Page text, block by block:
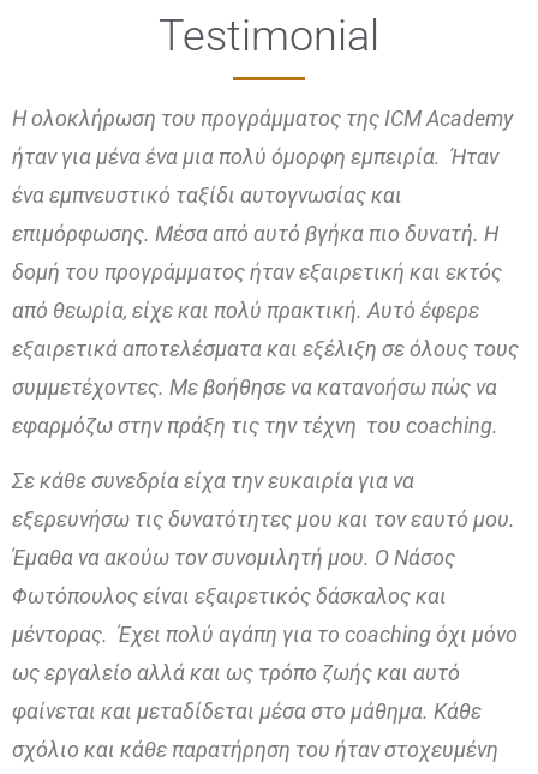
Testimonial
H ολοκλήρωση του προγράμματος της ICM Academy
ήταν για μένα ένα μια πολύ όμορφη εμπειρία. Ήταν
ένα εμπνευστικό ταξίδι αυτογνωσίας και
επιμόρφωσης. Μέσα από αυτό βγήκα πιο δυνατή. Η
δομή του προγράμματος ήταν εξαιρετική και εκτός
από θεωρία, είχε και πολύ πρακτική. Αυτό έφερε
εξαιρετικά αποτελέσματα και εξέλιξη σε όλους τους
συμμετέχοντες. Με βοήθησε να κατανοήσω πώς να
εφαρμόζω στην πράξη τις την τέχνη του coaching.
Σε κάθε συνεδρία είχα την ευκαιρία για να
εξερευνήσω τις δυνατότητες μου και τον εαυτό μου.
Έμαθα να ακούω τον συνομιλητή μου. Ο Νάσος
Φωτόπουλος είναι εξαιρετικός δάσκαλος και
μέντορας. Έχει πολύ αγάπη για το coaching όχι μόνο
ως εργαλείο αλλά και ως τρόπο ζωής και αυτό
φαίνεται και μεταδίδεται μέσα στο μάθημα. Κάθε
σχόλιο και κάθε παρατήρηση του ήταν στοχευμένη